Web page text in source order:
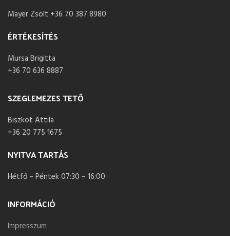
Mayer Zsolt +36 70 387 8980
ÉRTÉKESÍTÉS
Mursa Brigitta
+36 70 636 8887
SZEGLEMEZES TETŐ
Biszkot Attila
+36 20 775 1675
NYITVA TARTÁS
Hétfő – Péntek 07:30 – 16:00
INFORMÁCIÓ
Impresszum